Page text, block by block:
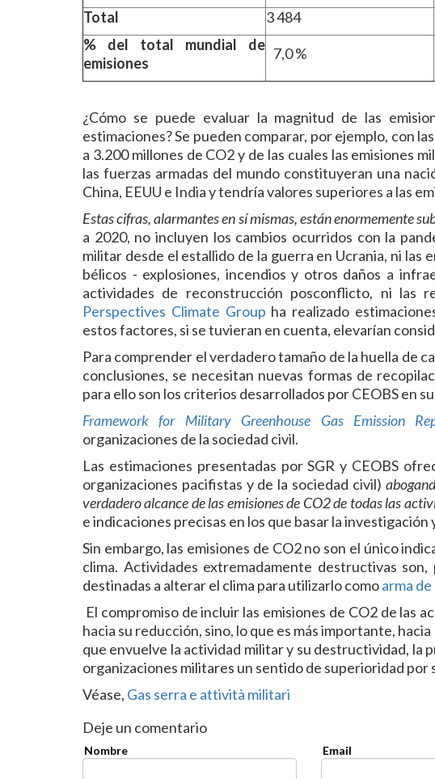
Total
3 484
% del total mundial de
emisiones
7,0 %
¿Cómo se puede evaluar la magnitud de las
estimaciones? Se pueden comparar, por ejemplo, con
a 3.200 millones de CO2 y de las cuales las emisiones
las fuerzas armadas del mundo constituyeran una
China, EEUU e India y tendría valores superiores a las
Estas cifras, alarmantes en sí mismas, están enormemente
a 2020, no incluyen los cambios ocurridos con la
militar desde el estallido de la guerra en Ucrania, ni las
bélicos - explosiones, incendios y otros daños a
actividades de reconstrucción posconflicto, ni las
Perspectives Climate Group ha realizado
estos factores, si se tuvieran en cuenta, elevarían
Para comprender el verdadero tamaño de la huella de
conclusiones, se necesitan nuevas formas de
para ello son los criterios desarrollados por CEOBS en
Framework for Military Greenhouse Gas Emission
organizaciones de la sociedad civil.
Las estimaciones presentadas por SGR y CEOBS
organizaciones pacifistas y de la sociedad civil)
verdadero alcance de las emisiones de CO2 de todas las
e indicaciones precisas en los que basar la
Sin embargo, las emisiones de CO2 no son el único
clima. Actividades extremadamente destructivas
destinadas a alterar el clima para utilizarlo comoarma
El compromiso de incluir las emisiones de CO2 de las
hacia su reducción, sino, lo que es más importante,
que envuelve la actividad militar y su destructividad, la
organizaciones militares un sentido de superioridad por
Véase, Gas serra e attività militari
Deje un comentario
Nombre Email